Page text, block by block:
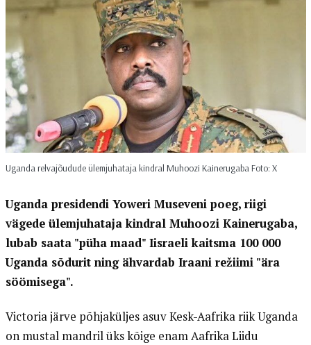
Uganda relvajõudude ülemjuhataja kindral Muhoozi Kainerugaba Foto: X
Uganda presidendi Yoweri Museveni poeg, riigi
vägede ülemjuhataja kindral Muhoozi Kainerugaba,
lubab saata "püha maad" Iisraeli kaitsma 100 000
Uganda sõdurit ning ähvardab Iraani režiimi "ära
söömisega".
Victoria järve põhjaküljes asuv Kesk-Aafrika riik Uganda
on mustal mandril üks kõige enam Aafrika Liidu